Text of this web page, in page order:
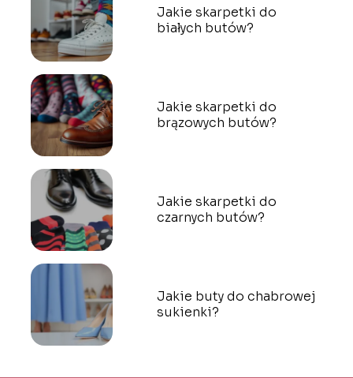
Jakie skarpetki do
białych butów?
Jakie skarpetki do
brązowych butów?
Jakie skarpetki do
czarnych butów?
Jakie buty do chabrowej
sukienki?